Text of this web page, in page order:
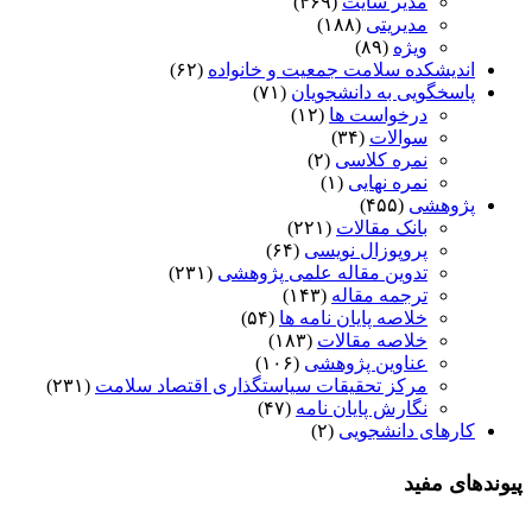
مدیریتی (۱۸۸)
ویژه (۸۹)
اندیشکده سلامت جمعیت و خانواده (۶۲)
پاسخگویی به دانشجویان (۷۱)
درخواست ها (۱۲)
سوالات (۳۴)
نمره کلاسی (۲)
نمره نهایی (۱)
پژوهشی (۴۵۵)
بانک مقالات (۲۲۱)
پروپوزال نویسی (۶۴)
تدوین مقاله علمی پژوهشی (۲۳۱)
ترجمه مقاله (۱۴۳)
خلاصه پایان نامه ها (۵۴)
خلاصه مقالات (۱۸۳)
عناوین پژوهشی (۱۰۶)
مرکز تحقیقات سیاستگذاری اقتصاد سلامت (۲۳۱)
نگارش پایان نامه (۴۷)
کارهای دانشجویی (۲)
پیوندهای مفید